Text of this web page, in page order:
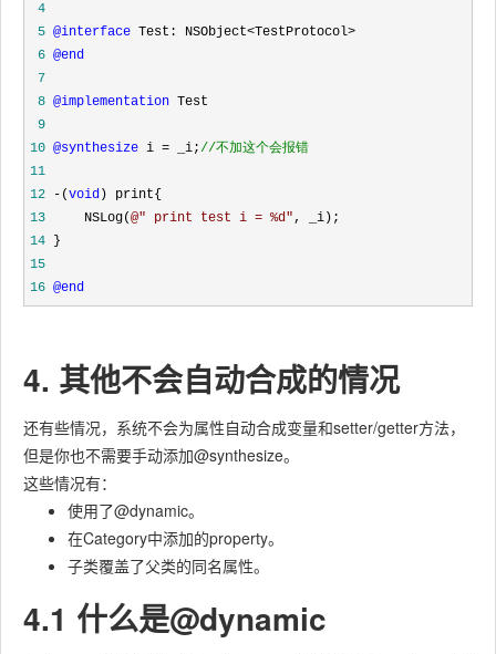
4
5 @interface
6 @end
7
8 @implementation
9
10 @synthesize i = _i;//不加这个会报错
11
12 -(void
13
     NSLog(
@" print test i = %d"
14
15
16 @end
4. 其他不会自动合成的情况
还有些情况，系统不会为属性自动合成变量和setter/getter方法，
但是你也不需要手动添加@synthesize。
这些情况有：
使用了@dynamic。
在Category中添加的property。
子类覆盖了父类的同名属性。
4.1 什么是@dynamic